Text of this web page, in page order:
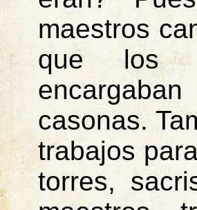
maestros
que los
casonas.
trabajos
torres,